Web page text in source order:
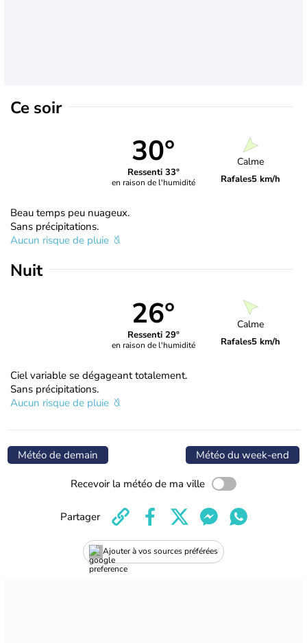
Ce soir
30°
Ressenti 33°
en raison de l'humidité
Calme
Rafales5 km/h
Beau temps peu nuageux.
Sans précipitations.
Aucun risque de pluie
Nuit
26°
Ressenti 29°
en raison de l'humidité
Calme
Rafales5 km/h
Ciel variable se dégageant totalement.
Sans précipitations.
Aucun risque de pluie
Météo de demain Météo du week-end
Recevoir la météo de ma ville
Ajouter à vos sources préférées
Partager